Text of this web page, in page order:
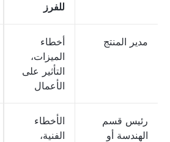
للفرز
مدير المنتج
أخطاء
الميزات،
التأثير على
الأعمال
رئيس قسم
الهندسة أو
الأخطاء
الفنية،